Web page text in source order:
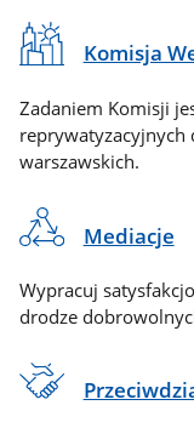
Komisja
Zadaniem Komisji
reprywatyzacyjnych
warszawskich.
Mediacje
Wypracuj
drodze